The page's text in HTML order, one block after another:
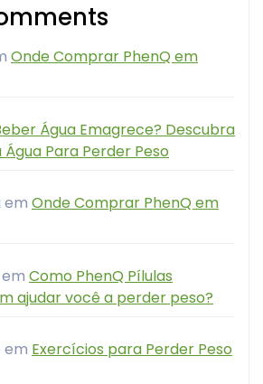
Onde Comprar PhenQ em
Água Emagrece? Descubra
Para Perder Peso
em Onde Comprar PhenQ em
em Como PhenQ Pílulas
ajudar você a perder peso?
em Exercícios para Perder Peso